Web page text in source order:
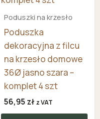
Poduszki na krzesło
Poduszka
dekoracyjna z filcu
na krzesło domowe
36Ø jasno szara –
komplet 4 szt
56,95 zł z VAT